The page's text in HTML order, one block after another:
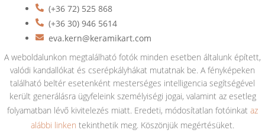
(+36 72) 525 868
(+36 30) 946 5614
eva.kern@keramikart.com
A weboldalunkon megtalálható fotók minden esetben általunk épített,
valódi kandallókat és cserépkályhákat mutatnak be. A fényképeken
található beltér esetenként mesterséges intelligencia segítségével
került generálásra ügyfeleink személyiségi jogai, valamint az esetleg
folyamatban lévő kivitelezés miatt. Eredeti, módosítatlan fotóinkat az
alábbi linken tekinthetik meg. Köszönjük megértésüket.